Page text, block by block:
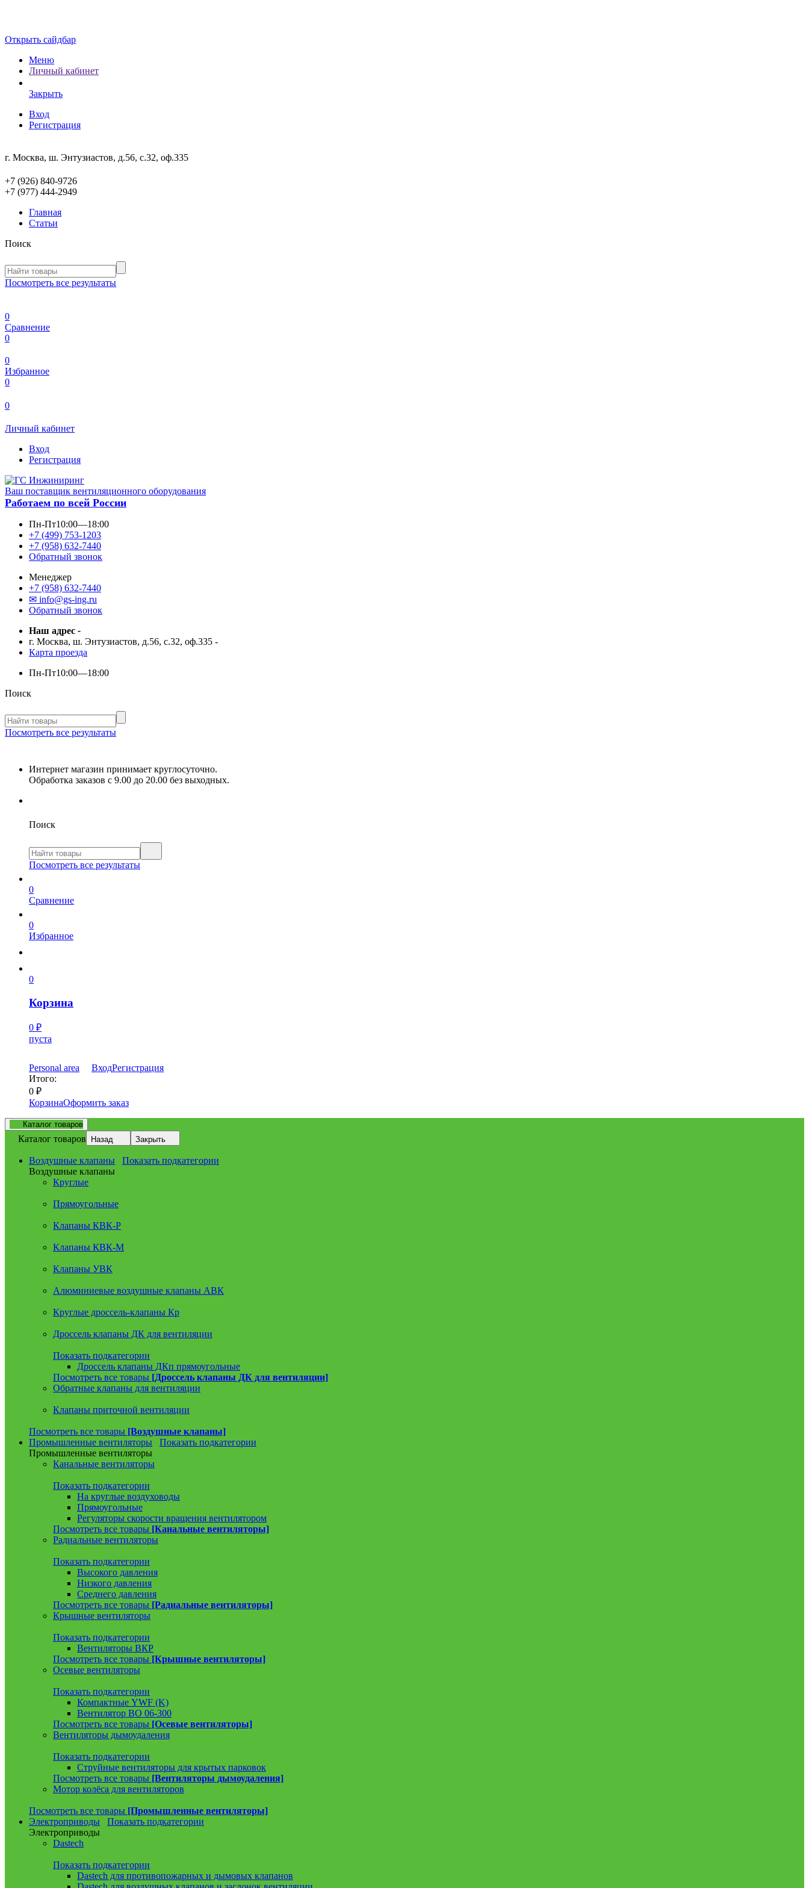
Открыть сайдбар
Меню
Личный кабинет
Закрыть
Вход
Регистрация
г. Москва, ш. Энтузиастов, д.56, с.32, оф.335
+7 (926) 840-9726
+7 (977) 444-2949
Главная
Статьи
Поиск
Посмотреть все результаты
0
Сравнение
0
0
Избранное
0
0
Личный кабинет
Вход
Регистрация
Ваш поставщик вентиляционного оборудования
Работаем по всей России
Пн-Пт10:00—18:00
+7 (499) 753-1203
+7 (958) 632-7440
Обратный звонок
Менеджер
+7 (958) 632-7440
✉ info@gs-ing.ru
Обратный звонок
Наш адрес -
г. Москва, ш. Энтузиастов, д.56, с.32, оф.335 -
Карта проезда
Пн-Пт10:00—18:00
Поиск
Посмотреть все результаты
Интернет магазин принимает круглосуточно.
Обработка заказов с 9.00 до 20.00 без выходных.
Поиск
Посмотреть все результаты
0
Сравнение
0
Избранное
0
Корзина
0 ₽
пуста
Personal area ВходРегистрация
Итого:
0 ₽
КорзинаОформить заказ
Каталог товаров
Каталог товаров Назад Закрыть
Воздушные клапаны
Показать подкатегории
Воздушные клапаны
Круглые
Прямоугольные
Клапаны КВК-Р
Клапаны КВК-М
Клапаны УВК
Алюминиевые воздушные клапаны АВК
Круглые дроссель-клапаны Кр
Дроссель клапаны ДК для вентиляции
Показать подкатегории
Дроссель клапаны ДКп прямоугольные
Посмотреть все товары [Дроссель клапаны ДК для вентиляции]
Обратные клапаны для вентиляции
Клапаны приточной вентиляции
Посмотреть все товары [Воздушные клапаны]
Промышленные вентиляторы
Показать подкатегории
Промышленные вентиляторы
Канальные вентиляторы
Показать подкатегории
На круглые воздуховоды
Прямоугольные
Регуляторы скорости вращения вентилятором
Посмотреть все товары [Канальные вентиляторы]
Радиальные вентиляторы
Показать подкатегории
Высокого давления
Низкого давления
Среднего давления
Посмотреть все товары [Радиальные вентиляторы]
Крышные вентиляторы
Показать подкатегории
Вентиляторы ВКР
Посмотреть все товары [Крышные вентиляторы]
Осевые вентиляторы
Показать подкатегории
Компактные YWF (K)
Вентилятор ВО 06-300
Посмотреть все товары [Осевые вентиляторы]
Вентиляторы дымоудаления
Показать подкатегории
Струйные вентиляторы для крытых парковок
Посмотреть все товары [Вентиляторы дымоудаления]
Мотор колёса для вентиляторов
Посмотреть все товары [Промышленные вентиляторы]
Электроприводы
Показать подкатегории
Электроприводы
Dastech
Показать подкатегории
Dastech для противопожарных и дымовых клапанов